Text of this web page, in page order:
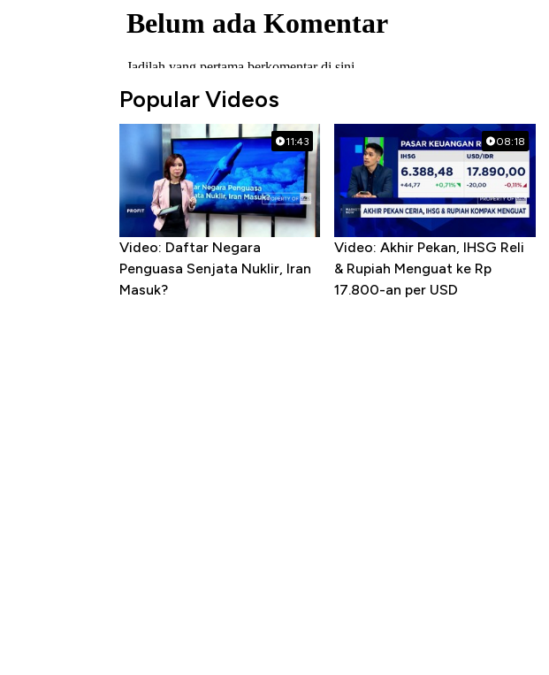
Popular Videos
11:43
Video: Daftar Negara
Penguasa Senjata Nuklir, Iran
Masuk?
08:18
Video: Akhir Pekan, IHSG Reli
& Rupiah Menguat ke Rp
17.800-an per USD